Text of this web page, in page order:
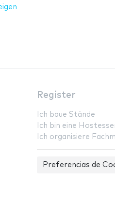
Register
Ich baue Stände
Ich bin eine
Ich organisiere
Preferencias de